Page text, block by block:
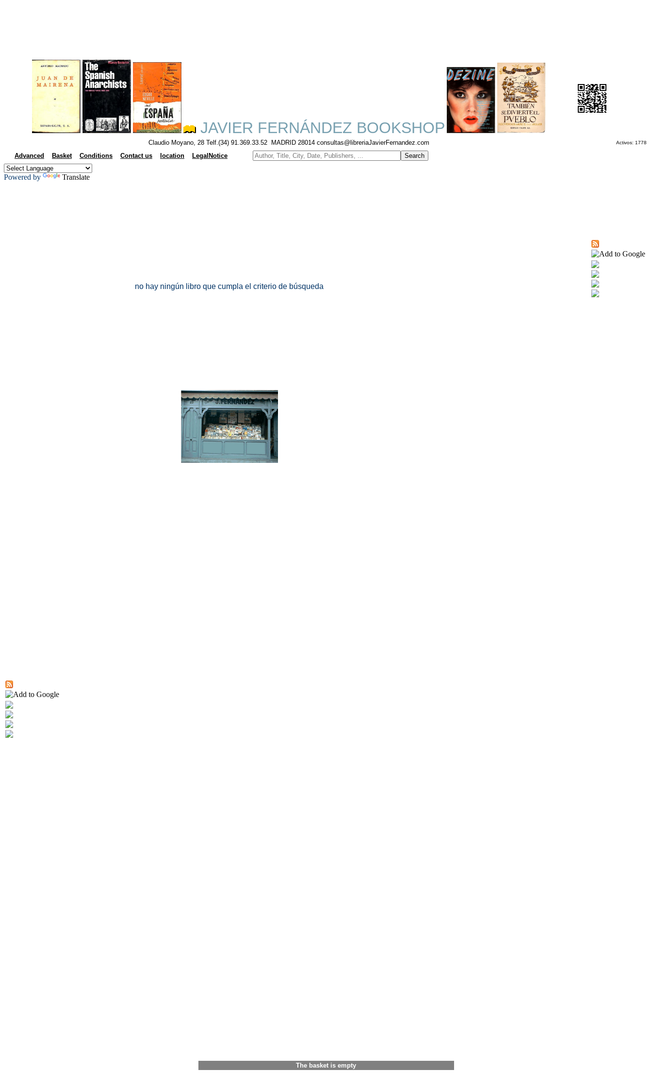
JAVIER FERNÁNDEZ BOOKSHOP
Claudio Moyano, 28 Telf.(34) 91.369.33.52 MADRID 28014 consultas@libreriaJavierFernandez.com Activos: 1778
Advanced Basket Conditions Contact us location LegalNotice
Powered by Translate
no hay ningún libro que cumpla el criterio de búsqueda
The basket is empty